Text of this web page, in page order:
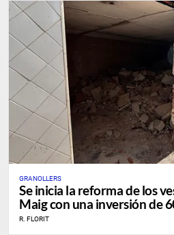
GRANOLLERS
Se inicia la reforma de los
Maig con una inversión de
R. FLORIT